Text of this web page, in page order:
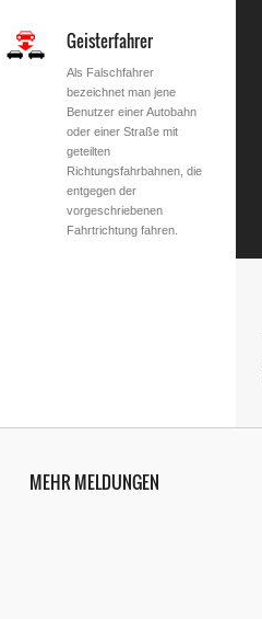
Geisterfahrer
Als Falschfahrer
bezeichnet man jene
Benutzer einer Autobahn
oder einer Straße mit
geteilten
Richtungsfahrbahnen, die
entgegen der
vorgeschriebenen
Fahrtrichtung fahren.
MEHR MELDUNGEN